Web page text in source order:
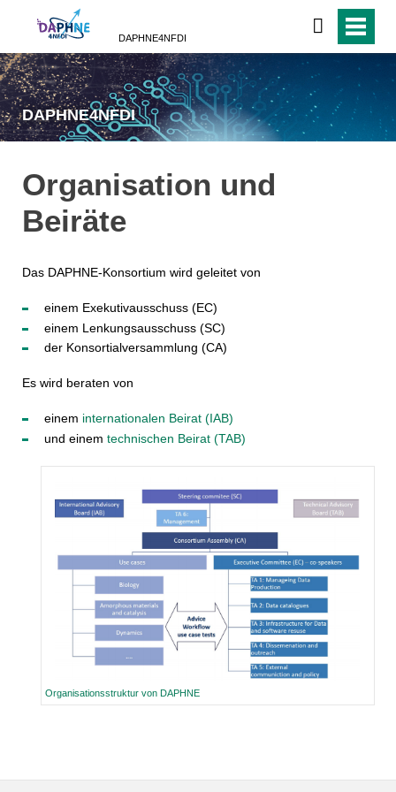
DAPHNE4NFDI
DAPHNE4NFDI
Organisation und
Beiräte
Das DAPHNE-Konsortium wird geleitet von
einem Exekutivausschuss (EC)
einem Lenkungsausschuss (SC)
der Konsortialversammlung (CA)
Es wird beraten von
einem internationalen Beirat (IAB)
und einem technischen Beirat (TAB)
Organisationsstruktur von DAPHNE